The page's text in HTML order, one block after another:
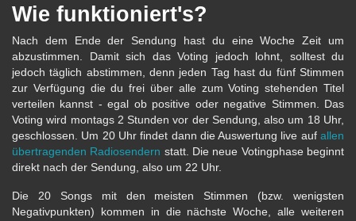
Wie funktioniert's?
Nach dem Ende der Sendung hast du eine Woche Zeit um
abzustimmen. Damit sich das Voting jedoch lohnt, solltest du
jedoch täglich abstimmen, denn jeden Tag hast du fünf Stimmen
zur Verfügung die du frei über alle zum Voting stehenden Titel
verteilen kannst - egal ob positive oder negative Stimmen. Das
Voting wird montags 2 Stunden vor der Sendung, also um 18 Uhr,
geschlossen. Um 20 Uhr findet dann die Auswertung live auf allen
übertragenden Radiosendern statt. Die neue Votingphase beginnt
direkt nach der Sendung, also um 22 Uhr.
Die 20 Songs mit den meisten Stimmen (bzw. wenigsten
Negativpunkten) kommen in die nächste Woche, alle weiteren